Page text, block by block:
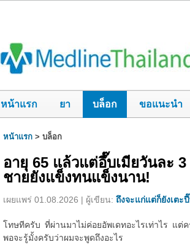
หน้าแรก ยา บล็อก ขอแนะนำ
หน้าแรก > บล็อก
อายุ 65 แล้วแต่อึ๊บเมียวันละ
ชายยังแข็งทนแข็งนาน!
เผยแพร่ 01.08.2026 | ผู้เขียน: ถึงจะแก่แต่ก็ยังเตะ
โทษทีครับ ที่ผ่านมาไม่ค่อยอัพเดทอะไรเท่าไร แต่
พอจะรู้มั้งครับว่าผมจะพูดถึงอะไร